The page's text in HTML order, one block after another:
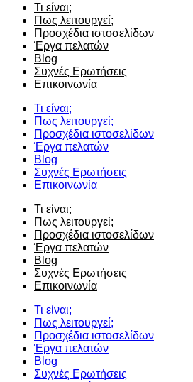
Τι είναι;
Πως λειτουργεί;
Προσχέδια ιστοσελίδων
Έργα πελατών
Blog
Συχνές Ερωτήσεις
Επικοινωνία
Τι είναι;
Πως λειτουργεί;
Προσχέδια ιστοσελίδων
Έργα πελατών
Blog
Συχνές Ερωτήσεις
Επικοινωνία
Τι είναι;
Πως λειτουργεί;
Προσχέδια ιστοσελίδων
Έργα πελατών
Blog
Συχνές Ερωτήσεις
Επικοινωνία
Τι είναι;
Πως λειτουργεί;
Προσχέδια ιστοσελίδων
Έργα πελατών
Blog
Συχνές Ερωτήσεις